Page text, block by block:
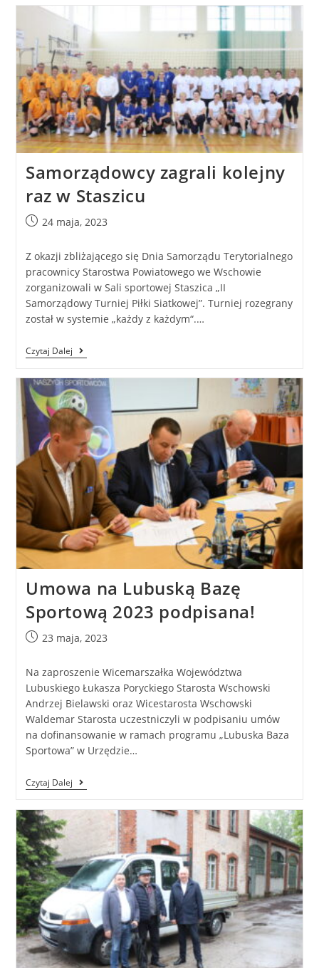
Samorządowcy zagrali kolejny
raz w Staszicu
24 maja, 2023
Z okazji zbliżającego się Dnia Samorządu Terytorialnego
pracownicy Starostwa Powiatowego we Wschowie
zorganizowali w Sali sportowej Staszica „II
Samorządowy Turniej Piłki Siatkowej”. Turniej rozegrany
został w systemie „każdy z każdym“.…
Czytaj Dalej
Umowa na Lubuską Bazę
Sportową 2023 podpisana!
23 maja, 2023
Na zaproszenie Wicemarszałka Województwa
Lubuskiego Łukasza Poryckiego Starosta Wschowski
Andrzej Bielawski oraz Wicestarosta Wschowski
Waldemar Starosta uczestniczyli w podpisaniu umów
na dofinansowanie w ramach programu „Lubuska Baza
Sportowa” w Urzędzie…
Czytaj Dalej